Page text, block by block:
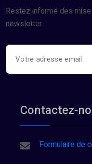
Restez informé des
newsletter.
Contactez-
Formulaire de